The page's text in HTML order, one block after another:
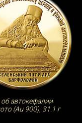
автокефалии
(Au 900), 31.1 г